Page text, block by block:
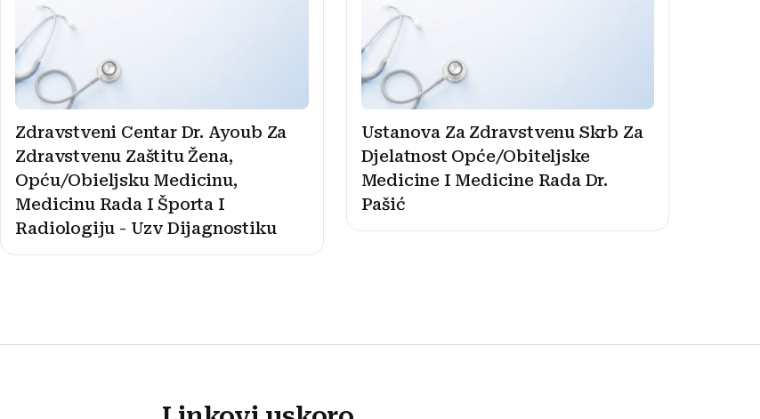
Zdravstveni Centar Dr. Ayoub Za
Zdravstvenu Zaštitu Žena,
Opću/Obieljsku Medicinu,
Medicinu Rada I Športa I
Radiologiju - Uzv Dijagnostiku
Ustanova Za Zdravstvenu Skrb Za
Djelatnost Opće/Obiteljske
Medicine I Medicine Rada Dr.
Pašić